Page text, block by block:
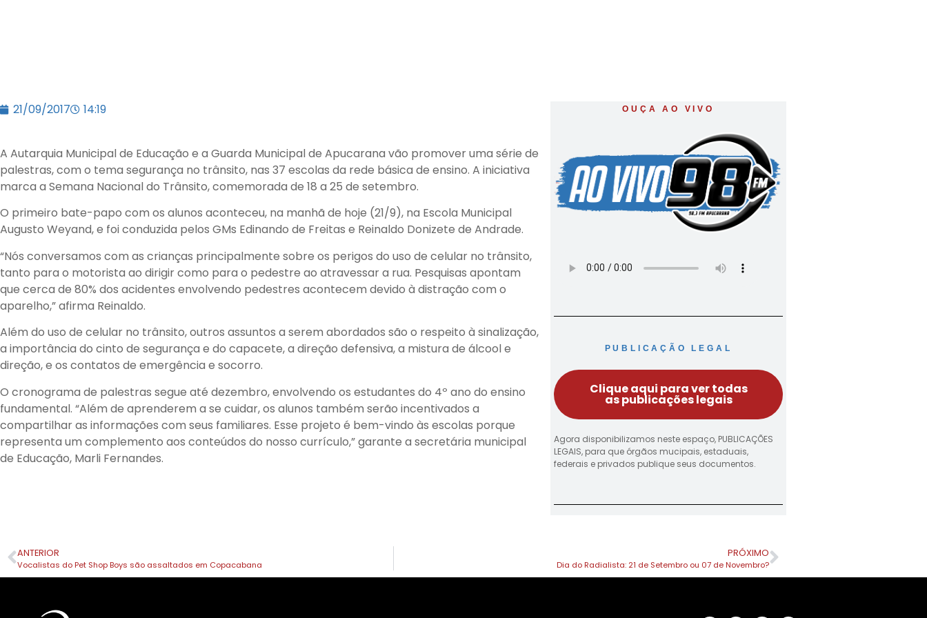
21/09/2017 14:19
A Autarquia Municipal de Educação e a Guarda Municipal de Apucarana vão promover uma série de
palestras, com o tema segurança no trânsito, nas 37 escolas da rede básica de ensino. A iniciativa
marca a Semana Nacional do Trânsito, comemorada de 18 a 25 de setembro.
O primeiro bate-papo com os alunos aconteceu, na manhã de hoje (21/9), na Escola Municipal
Augusto Weyand, e foi conduzida pelos GMs Edinando de Freitas e Reinaldo Donizete de Andrade.
“Nós conversamos com as crianças principalmente sobre os perigos do uso de celular no trânsito,
tanto para o motorista ao dirigir como para o pedestre ao atravessar a rua. Pesquisas apontam
que cerca de 80% dos acidentes envolvendo pedestres acontecem devido à distração com o
aparelho,” afirma Reinaldo.
Além do uso de celular no trânsito, outros assuntos a serem abordados são o respeito à sinalização,
a importância do cinto de segurança e do capacete, a direção defensiva, a mistura de álcool e
direção, e os contatos de emergência e socorro.
O cronograma de palestras segue até dezembro, envolvendo os estudantes do 4º ano do ensino
fundamental. “Além de aprenderem a se cuidar, os alunos também serão incentivados a
compartilhar as informações com seus familiares. Esse projeto é bem-vindo às escolas porque
representa um complemento aos conteúdos do nosso currículo,” garante a secretária municipal
de Educação, Marli Fernandes.
OUÇA AO VIVO
PUBLICAÇÃO LEGAL
Clique aqui para ver todas
as publicações legais
Agora disponibilizamos neste espaço, PUBLICAÇÕES
LEGAIS, para que órgãos mucipais, estaduais,
federais e privados publique seus documentos.
ANTERIOR
Vocalistas do Pet Shop Boys são assaltados em Copacabana
PRÓXIMO
Dia do Radialista: 21 de Setembro ou 07 de Novembro?